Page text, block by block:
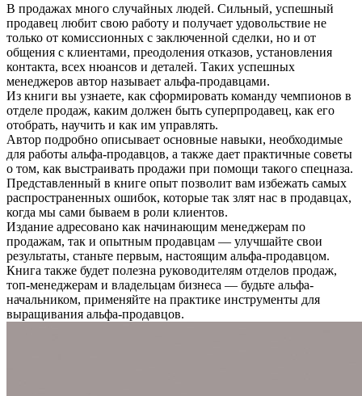
В продажах много случайных людей. Сильный, успешный
продавец любит свою работу и получает удовольствие не
только от комиссионных с заключенной сделки, но и от
общения с клиентами, преодоления отказов, установления
контакта, всех нюансов и деталей. Таких успешных
менеджеров автор называет альфа-продавцами.
Из книги вы узнаете, как сформировать команду чемпионов в
отделе продаж, каким должен быть суперпродавец, как его
отобрать, научить и как им управлять.
Автор подробно описывает основные навыки, необходимые
для работы альфа-продавцов, а также дает практичные советы
о том, как выстраивать продажи при помощи такого спецназа.
Представленный в книге опыт позволит вам избежать самых
распространенных ошибок, которые так злят нас в продавцах,
когда мы сами бываем в роли клиентов.
Издание адресовано как начинающим менеджерам по
продажам, так и опытным продавцам — улучшайте свои
результаты, станьте первым, настоящим альфа-продавцом.
Книга также будет полезна руководителям отделов продаж,
топ-менеджерам и владельцам бизнеса — будьте альфа-
начальником, применяйте на практике инструменты для
выращивания альфа-продавцов.